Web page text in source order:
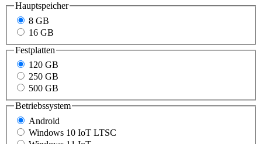
Hauptspeicher
8 GB
16 GB
Festplatten
120 GB
250 GB
500 GB
Betriebssystem
Android
Windows 10 IoT LTSC